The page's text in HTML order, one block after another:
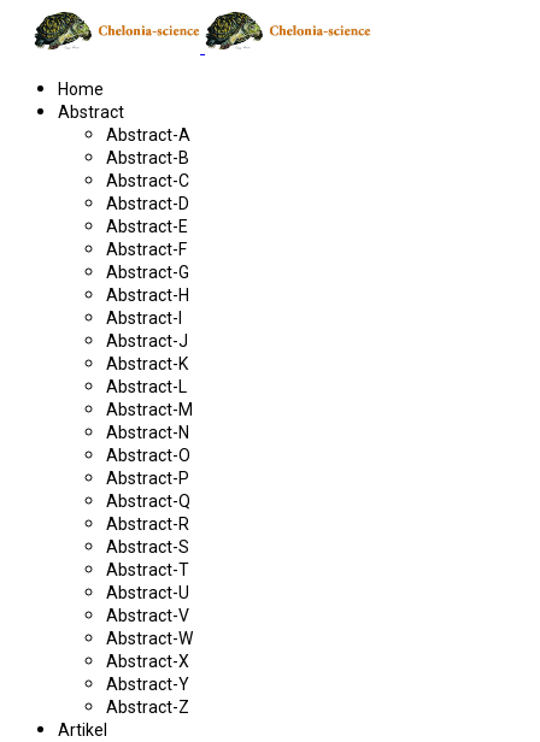
Home
Abstract
Abstract-A
Abstract-B
Abstract-C
Abstract-D
Abstract-E
Abstract-F
Abstract-G
Abstract-H
Abstract-I
Abstract-J
Abstract-K
Abstract-L
Abstract-M
Abstract-N
Abstract-O
Abstract-P
Abstract-Q
Abstract-R
Abstract-S
Abstract-T
Abstract-U
Abstract-V
Abstract-W
Abstract-X
Abstract-Y
Abstract-Z
Artikel